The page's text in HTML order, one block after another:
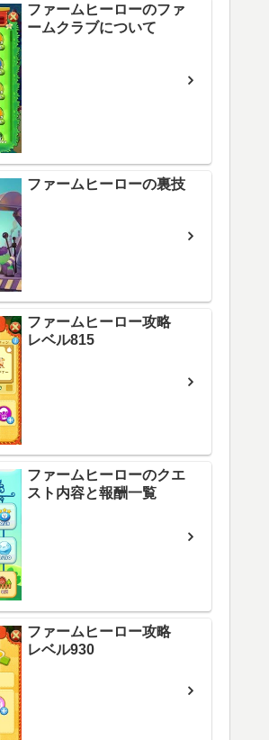
ファームヒーローのファ
ームクラブについて
ファームヒーローの裏技
ファームヒーロー攻略
レベル815
ファームヒーローのクエ
スト内容と報酬一覧
ファームヒーロー攻略
レベル930